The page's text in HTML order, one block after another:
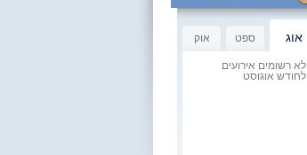
אוג ספט אוק
לא רשומים אירועים
לחודש אוגוסט